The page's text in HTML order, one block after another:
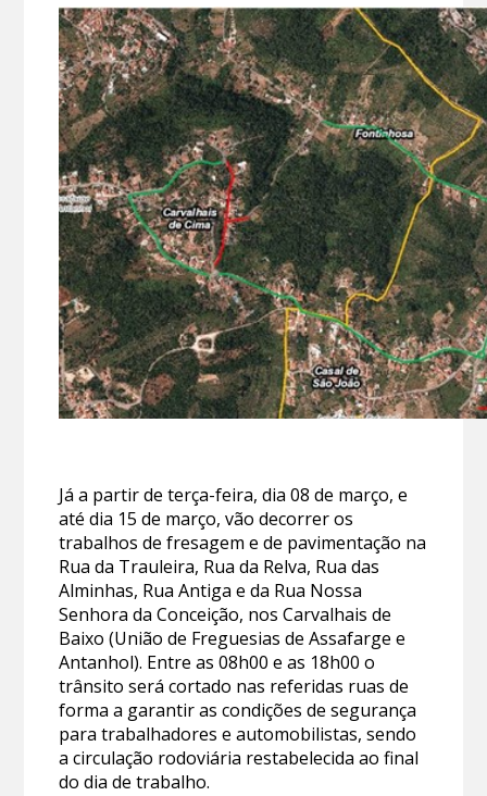
Já a partir de terça-feira, dia 08 de março, e
até dia 15 de março, vão decorrer os
trabalhos de fresagem e de pavimentação na
Rua da Trauleira, Rua da Relva, Rua das
Alminhas, Rua Antiga e da Rua Nossa
Senhora da Conceição, nos Carvalhais de
Baixo (União de Freguesias de Assafarge e
Antanhol). Entre as 08h00 e as 18h00 o
trânsito será cortado nas referidas ruas de
forma a garantir as condições de segurança
para trabalhadores e automobilistas, sendo
a circulação rodoviária restabelecida ao final
do dia de trabalho.